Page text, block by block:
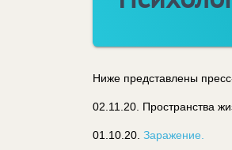
Ниже представлены
02.11.20. Пространства
01.10.20. Заражение.